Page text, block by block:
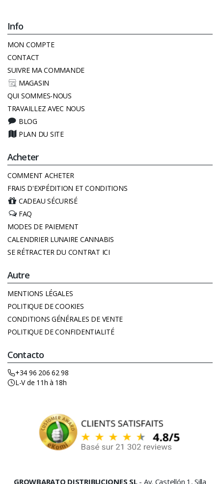
Info
MON COMPTE
CONTACT
SUIVRE MA COMMANDE
MAGASIN
QUI SOMMES-NOUS
TRAVAILLEZ AVEC NOUS
BLOG
PLAN DU SITE
Acheter
COMMENT ACHETER
FRAIS D'EXPÉDITION ET CONDITIONS
CADEAU SÉCURISÉ
FAQ
MODES DE PAIEMENT
CALENDRIER LUNAIRE CANNABIS
SE RÉTRACTER DU CONTRAT ICI
Autre
MENTIONS LÉGALES
POLITIQUE DE COOKIES
CONDITIONS GÉNÉRALES DE VENTE
POLITIQUE DE CONFIDENTIALITÉ
Contacto
+34 96 206 62 98
L-V de 11h à 18h
GROWBARATO DISTRIBUCIONES SL - Av. Castellón 1, Silla